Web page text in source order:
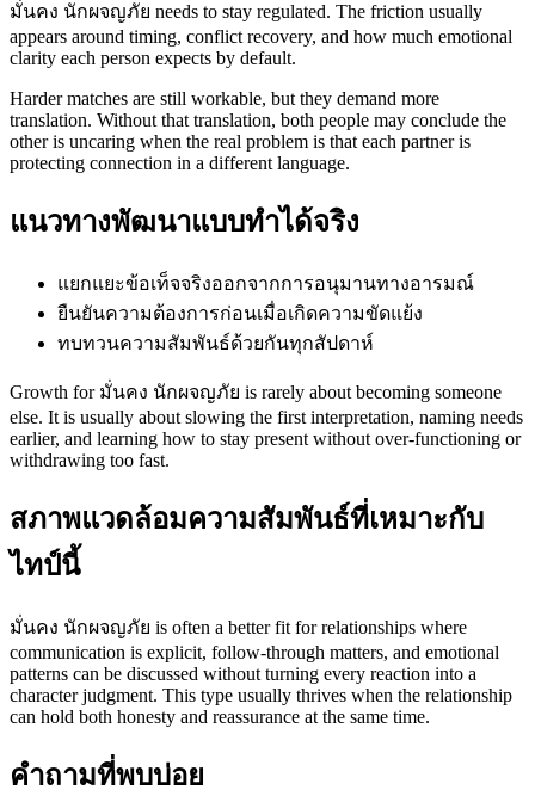
มั่นคง นักผจญภัย needs to stay regulated. The friction usually
appears around timing, conflict recovery, and how much emotional
clarity each person expects by default.
Harder matches are still workable, but they demand more
translation. Without that translation, both people may conclude the
other is uncaring when the real problem is that each partner is
protecting connection in a different language.
แนวทางพัฒนาแบบทำได้จริง
แยกแยะข้อเท็จจริงออกจากการอนุมานทางอารมณ์
ยืนยันความต้องการก่อนเมื่อเกิดความขัดแย้ง
ทบทวนความสัมพันธ์ด้วยกันทุกสัปดาห์
Growth for มั่นคง นักผจญภัย is rarely about becoming someone
else. It is usually about slowing the first interpretation, naming needs
earlier, and learning how to stay present without over-functioning or
withdrawing too fast.
สภาพแวดล้อมความสัมพันธ์ที่เหมาะกับ
ไทป์นี้
มั่นคง นักผจญภัย is often a better fit for relationships where
communication is explicit, follow-through matters, and emotional
patterns can be discussed without turning every reaction into a
character judgment. This type usually thrives when the relationship
can hold both honesty and reassurance at the same time.
คำถามที่พบบ่อย